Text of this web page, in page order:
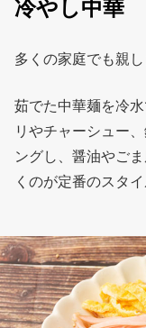
冷やし中華
多くの家庭でも親
茹でた中華麺を冷
リやチャーシュー
ングし、醤油やご
くのが定番のスタイ